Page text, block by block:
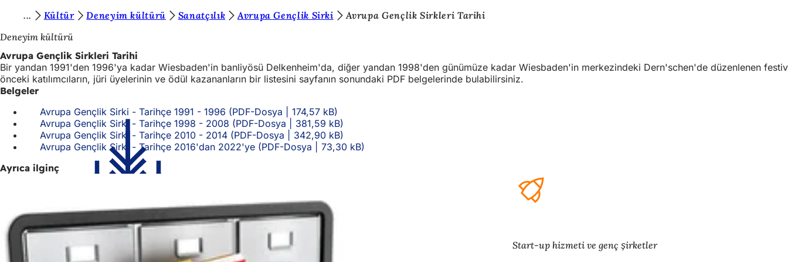
İçeriğe atla
u
r
a
d
n
Kültür Deneyim kültürü Sanatçılık Avrupa Gençlik Sirki
Avrupa Gençlik Sirkleri Tarihi
Deneyim kültürü
Avrupa Gençlik Sirkleri Tarihi
Bir yandan 1991'den 1996'ya kadar Wiesbaden'in banliyösü Delkenheim'da, diğer yandan 1998'den günümüze kadar Wiesbaden'in merkezindeki Dern'schen'de düzenlenen
önceki katılımcıların, jüri üyelerinin ve ödül kazananların bir listesini sayfanın sonundaki PDF belgelerinde bulabilirsiniz.
Belgeler
Avrupa Gençlik Sirki - Tarihçe 1991 - 1996
PDF-Dosya
174,57 kB
Avrupa Gençlik Sirki - Tarihçe 1998 - 2008
PDF-Dosya
381,59 kB
Avrupa Gençlik Sirki - Tarihçe 2010 - 2014 PDF-Dosya
342,90 kB
Avrupa Gençlik Sirki - Tarihçe 2016'dan 2022'ye PDF-Dosya
73,30 kB
Ayrıca ilginç
Start-up hizmeti ve genç şirketler